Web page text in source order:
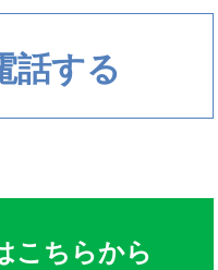
話する
こちらから